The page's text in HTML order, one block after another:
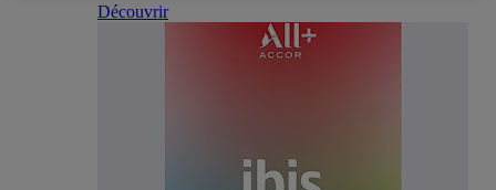
Découvrir